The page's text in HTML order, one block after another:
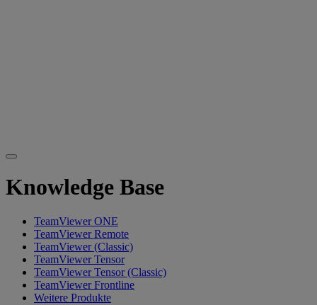
Knowledge Base
TeamViewer ONE
TeamViewer Remote
TeamViewer (Classic)
TeamViewer Tensor
TeamViewer Tensor (Classic)
TeamViewer Frontline
Weitere Produkte